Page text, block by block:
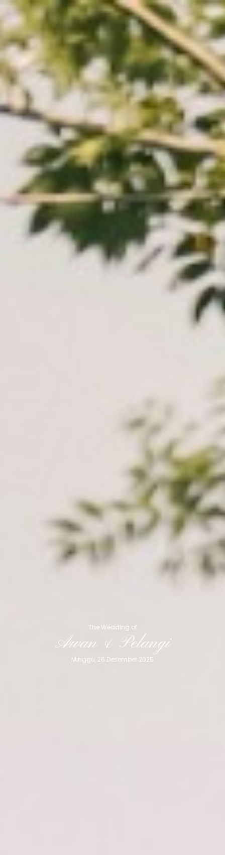
The Wedding of
Awan & Pelangi
Minggu, 26 Desember 2025